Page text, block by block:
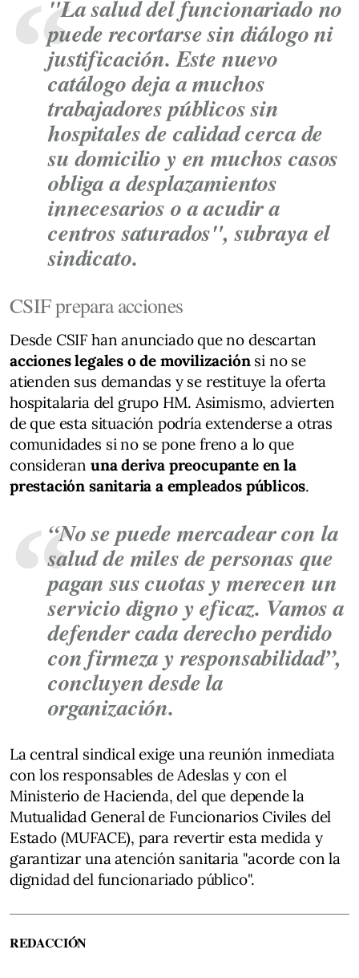
"La salud del funcionariado no
puede recortarse sin diálogo ni
justificación. Este nuevo
catálogo deja a muchos
trabajadores públicos sin
hospitales de calidad cerca de
su domicilio y en muchos casos
obliga a desplazamientos
innecesarios o a acudir a
centros saturados", subraya el
sindicato.
CSIF prepara acciones
Desde CSIF han anunciado que no descartan
acciones legales o de movilizaciónsi no se
atienden sus demandas y se restituye la oferta
hospitalaria del grupo HM. Asimismo, advierten
de que esta situación podría extenderse a otras
comunidades si no se pone freno a lo que
consideran una deriva preocupante en la
prestación sanitaria a empleados públicos.
“No se puede mercadear con la
salud de miles de personas que
pagan sus cuotas y merecen un
servicio digno y eficaz. Vamos a
defender cada derecho perdido
con firmeza y responsabilidad”,
concluyen desde la
organización.
La central sindical exige una reunión inmediata
con los responsables de Adeslas y con el
Ministerio de Hacienda, del que depende la
Mutualidad General de Funcionarios Civiles del
Estado (MUFACE), para revertir esta medida y
garantizar una atención sanitaria "acorde con la
dignidad del funcionariado público".
REDACCIÓN